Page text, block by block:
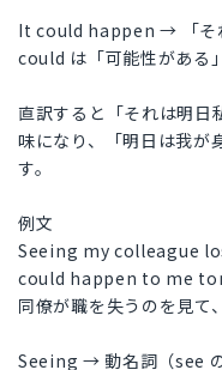
It could happen → 「そ
could は「可能性がある
直訳すると「それは明日
味になり、「明日は我が
す。
例文
Seeing my colleague
could happen to me
同僚が職を失うのを見て
Seeing → 動名詞（see